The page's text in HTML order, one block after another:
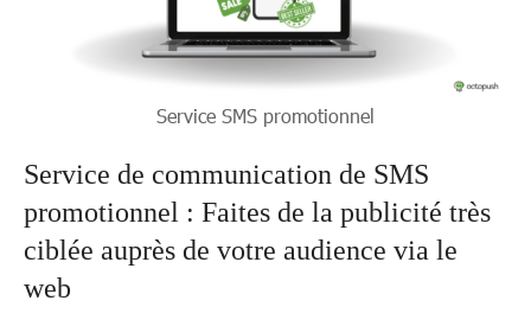
Service SMS promotionnel
Service de communication de SMS
promotionnel : Faites de la publicité très
ciblée auprès de votre audience via le
web